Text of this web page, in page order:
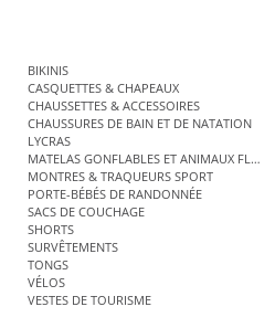
BIKINIS
CASQUETTES & CHAPEAUX
CHAUSSETTES & ACCESSOIRES
CHAUSSURES DE BAIN ET DE NATATION
LYCRAS
MATELAS GONFLABLES ET ANIMAUX
MONTRES & TRAQUEURS SPORT
PORTE-BÉBÉS DE RANDONNÉE
SACS DE COUCHAGE
SHORTS
SURVÊTEMENTS
TONGS
VÉLOS
VESTES DE TOURISME